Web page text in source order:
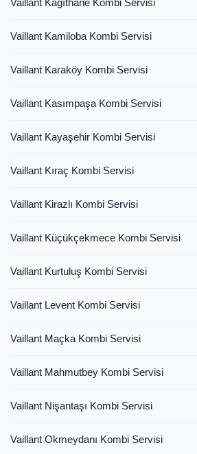
Vaillant Kâğıthane Kombi Servisi
Vaillant Kamiloba Kombi Servisi
Vaillant Karaköy Kombi Servisi
Vaillant Kasımpaşa Kombi Servisi
Vaillant Kayaşehir Kombi Servisi
Vaillant Kıraç Kombi Servisi
Vaillant Kirazlı Kombi Servisi
Vaillant Küçükçekmece Kombi Servisi
Vaillant Kurtuluş Kombi Servisi
Vaillant Levent Kombi Servisi
Vaillant Maçka Kombi Servisi
Vaillant Mahmutbey Kombi Servisi
Vaillant Nişantaşı Kombi Servisi
Vaillant Okmeydanı Kombi Servisi